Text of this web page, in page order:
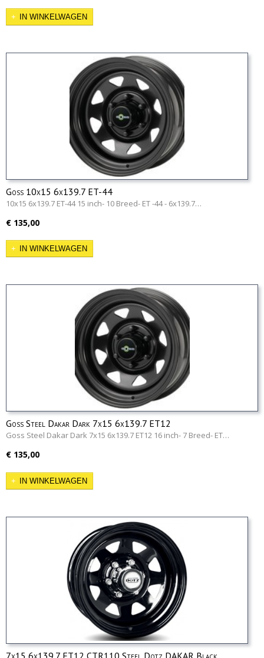
IN WINKELWAGEN
Goss 10x15 6x139.7 ET-44
10x15 6x139.7 ET-44 15 inch- 10 Breed- ET -44 - 6x139.7…
€ 135,00
IN WINKELWAGEN
Goss Steel Dakar Dark 7x15 6x139.7 ET12
Goss Steel Dakar Dark 7x15 6x139.7 ET12 16 inch- 7 Breed- ET…
€ 135,00
IN WINKELWAGEN
7x15 6x139.7 ET12 CTR110 Steel Dotz DAKAR Black